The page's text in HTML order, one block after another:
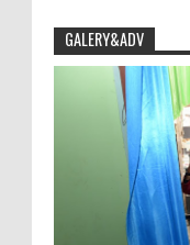
GALERY&ADV